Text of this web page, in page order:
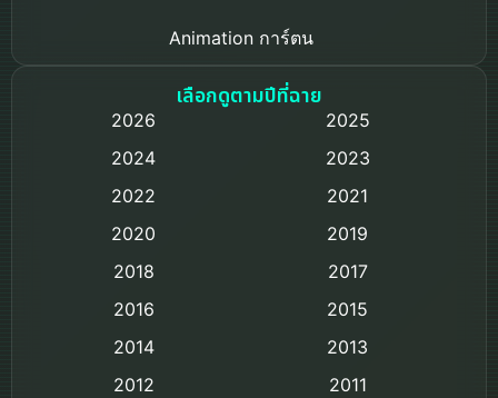
Animation การ์ตูน
Based on a True Story เรื่องจริง
เลือกดูตามปีที่ฉาย
2026
2025
2024
2023
2022
2021
2020
2019
2018
2017
2016
2015
2014
2013
2012
2011